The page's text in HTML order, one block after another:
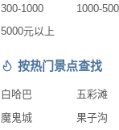
300-1000
1000-
5000元以上
按热门景点查找
白哈巴
五彩滩
魔鬼城
果子沟